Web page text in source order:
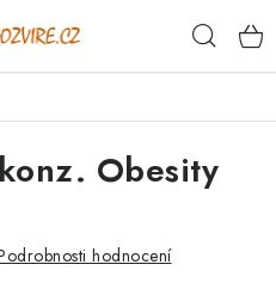
Obesity
hodnocení